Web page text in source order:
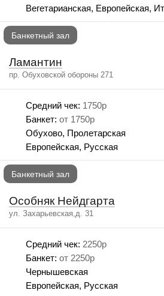
Банкетный зал
Ламантин
пр. Обуховской обороны 271
Средний чек: 1750р
Банкет: от 1750р
Обухово, Пролетарская
Европейская, Русская
Банкетный зал
Особняк Нейдгарта
ул. Захарьевская,д. 31
Средний чек: 2250р
Банкет: от 2250р
Чернышевская
Европейская, Русская